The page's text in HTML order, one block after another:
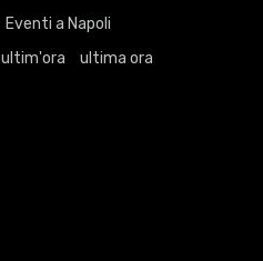
Eventi a Napoli
ultim'ora
ultima ora